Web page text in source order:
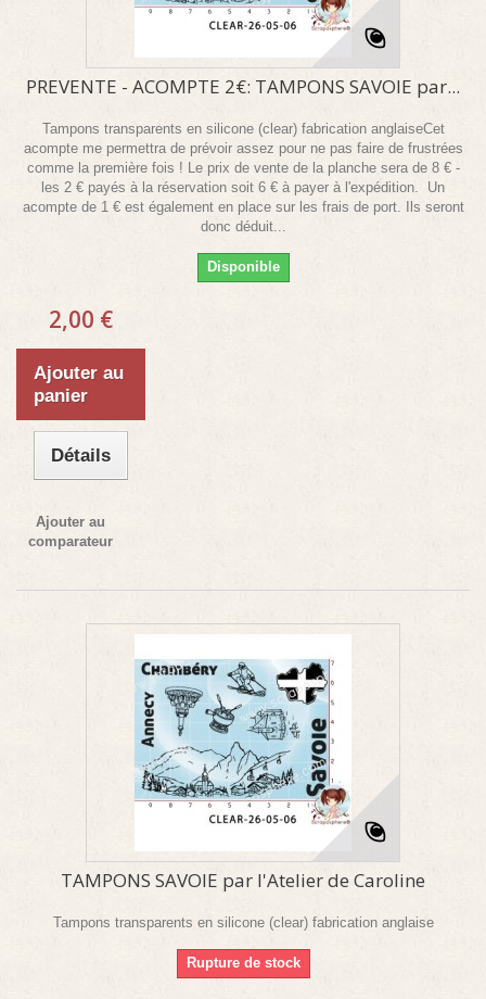
PREVENTE - ACOMPTE 2€: TAMPONS SAVOIE par...
Tampons transparents en silicone (clear) fabrication anglaiseCet
acompte me permettra de prévoir assez pour ne pas faire de frustrées
comme la première fois ! Le prix de vente de la planche sera de 8 € -
les 2 € payés à la réservation soit 6 € à payer à l'expédition. Un
acompte de 1 € est également en place sur les frais de port. Ils seront
donc déduit...
Disponible
2,00 €
Ajouter au
panier
Détails
Ajouter au
comparateur
TAMPONS SAVOIE par l'Atelier de Caroline
Tampons transparents en silicone (clear) fabrication anglaise
Rupture de stock